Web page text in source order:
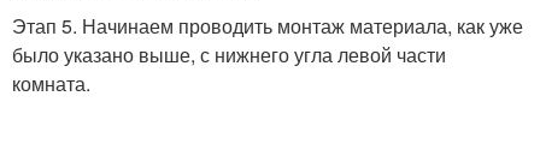
Этап 5. Начинаем проводить монтаж материала, как уже
было указано выше, с нижнего угла левой части
комната.